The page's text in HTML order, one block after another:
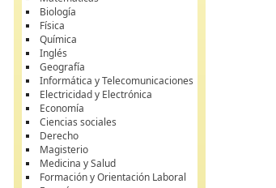
Biología
Física
Química
Inglés
Geografía
Informática y Telecomunicaciones
Electricidad y Electrónica
Economía
Ciencias sociales
Derecho
Magisterio
Medicina y Salud
Formación y Orientación Laboral